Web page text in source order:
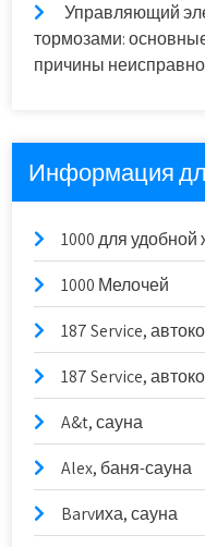
Управляющий
тормозами:
причины
Информация
1000 для удобной
1000 Мелочей
187 Service,
187 Service,
A&t, сауна
Alex, баня-сауна
Barvиха, сауна